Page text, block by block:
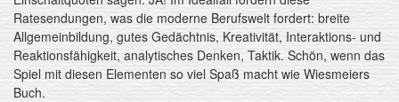
Ratesendungen, was die moderne Berufswelt fordert: breite
Allgemeinbildung, gutes Gedächtnis, Kreativität, Interaktions- und
Reaktionsfähigkeit, analytisches Denken, Taktik. Schön, wenn das
Spiel mit diesen Elementen so viel Spaß macht wie Wiesmeiers
Buch.